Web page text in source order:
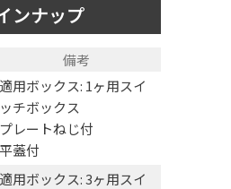
ンナップ
備考
適用ボックス: 1ヶ用スイ
ッチボックス
プレートねじ付
平蓋付
適用ボックス: 3ヶ用スイ